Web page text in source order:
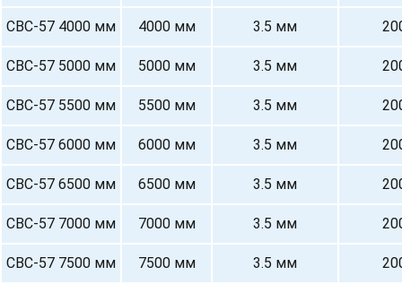
СВС-57 4000 мм 4000 мм 3.5 мм
СВС-57 5000 мм 5000 мм 3.5 мм
СВС-57 5500 мм 5500 мм 3.5 мм
СВС-57 6000 мм 6000 мм 3.5 мм
СВС-57 6500 мм 6500 мм 3.5 мм
СВС-57 7000 мм 7000 мм 3.5 мм
СВС-57 7500 мм 7500 мм 3.5 мм